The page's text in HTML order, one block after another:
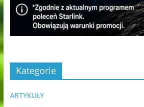
Kategorie
ARTYKUŁY